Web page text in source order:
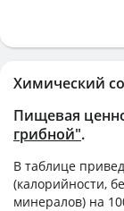
Химический
Пищевая
грибной".
В таблице
(калорийности,
минералов) на